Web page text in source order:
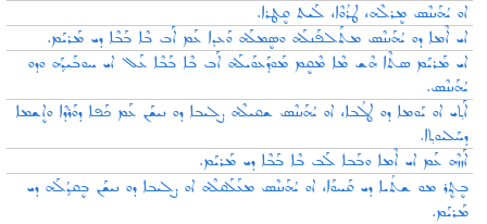
ܐܘ ܝܳܗܰܢܢܶܣ ܡܷܪܠܶܗ، ܛܪܳܘܶܐ، ܠܰܝܬ ܩܷܛܪܐ.
ܐܝ ܐܶܡܐ ܕܘ ܝܳܗܰܢܢܶܣ ܡܬܰܠܦܰܢܠܰܗ ܘܣܷܡܠܰܗ ܘܰܥܕܐ ܥܰܡ ܐܰܒ ܒܶܐ ܒܰܒܶܐ ܕܝ ܡܰܪܝܰܡ.
ܐܝ ܡܰܪܝܰܡ ܣܬܶܐ ܗܶܫ ܡܶܐ ܡܶܩܷܡ ܡܰܘܕ݂ܰܥܘܰܝܠܰܗ ܐܰܒ ܒܶܐ ܒܰܒܶܐ ܥܰܠ‌ ܐܝ ܚܘܒܰܝܕ݂ܰܗ ܘܕܘ
ܝܳܗܰܢܢܶܣ.
ܐܰܬ݂ܝ ܐܘ ܝܰܘܡܐ ܕܘ ܛܠܳܒܐ، ܐܘ ܝܳܗܰܢܢܶܣ ܫܩܝܠܶܗ ܨܠܝܒܐ ܕܘ ܢܝܫܰܢ ܥܰܡ ܟܰܦܐ ܕܘܰܪܕܶܐ ܘܐܷܫܡܐ
ܕܚܰܠܝܘܬ݂ܐ.
ܐܰܙܙܶܗ ܥܰܡ ܐܝ ܐܶܡܐ ܘܒܰܒܐ ܠܰܒ ܒܶܐ ܒܰܒܶܐ ܕܝ ܡܰܪܝܰܡ.
ܒܷܬ݂ܷܪ ܡܘ ܫܬܳܝܐ ܕܝ ܩܰܚܘܰܐ، ܐܘ ܝܳܗܰܢܢܶܣ ܡܥܰܠܰܩܠܶܗ ܐܘ ܨܠܝܒܐ ܕܘ ܢܝܫܰܢ ܒܷܩܕ݂ܳܠܰܗ ܕܝ
ܡܰܪܝܰܡ.